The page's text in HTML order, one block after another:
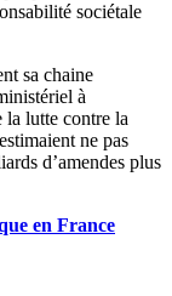
sociétale
sa chaine
à
la lutte contre la
ne pas
d’amendes plus
en France